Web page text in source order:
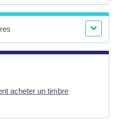
acheter un timbre